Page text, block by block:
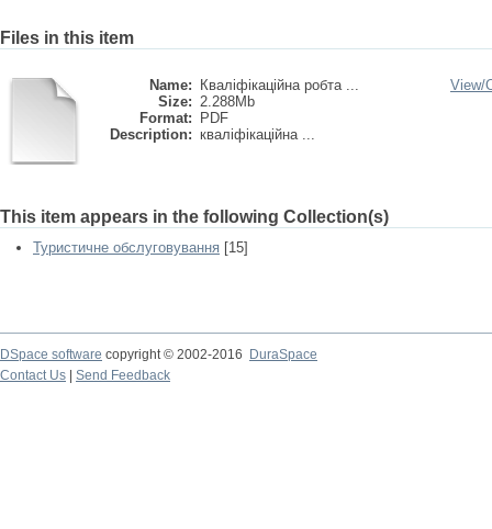
Files in this item
Name:
Кваліфікаційна робта ...
Size: 2.288Mb
Format:
PDF
Description: кваліфікаційна ...
View/
This item appears in the following Collection(s)
Туристичне обслуговування [15]
DSpace software copyright © 2002-2016
DuraSpace
Contact Us
Send Feedback